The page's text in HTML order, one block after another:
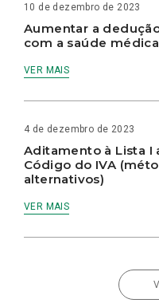
10 de dezembro de 2023
Aumentar a
com a saúde
VER MAIS
4 de dezembro de 2023
Aditamento à Lista I
Código do IVA
alternativos)
VER MAIS